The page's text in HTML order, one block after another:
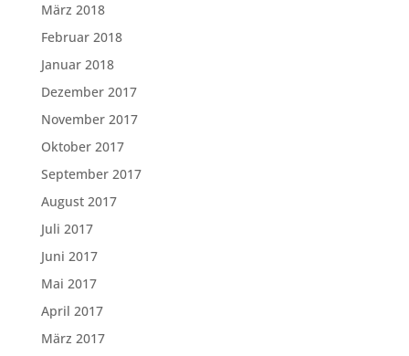
März 2018
Februar 2018
Januar 2018
Dezember 2017
November 2017
Oktober 2017
September 2017
August 2017
Juli 2017
Juni 2017
Mai 2017
April 2017
März 2017